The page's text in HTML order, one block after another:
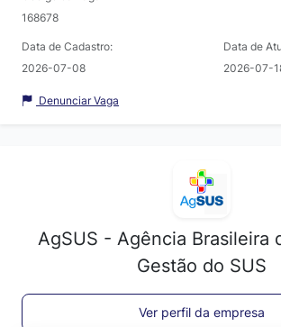
168678
Data de Cadastro:
2026-07-08
Data de
2026-07-
Denunciar Vaga
AgSUS - Agência Brasileira
Gestão do SUS
Ver perfil da empresa